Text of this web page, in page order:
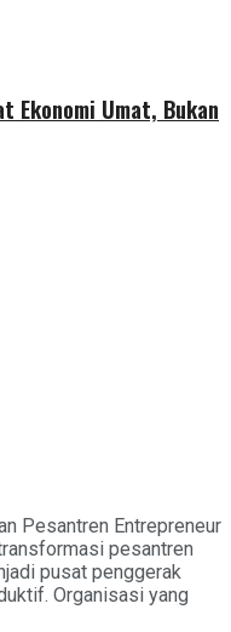
Ekonomi Umat, Bukan
Pesantren Entrepreneur
pesantren
pusat penggerak
Organisasi yang